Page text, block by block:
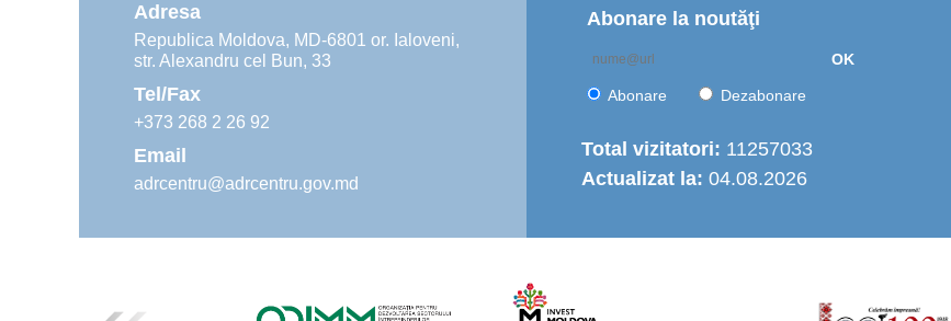
Agenția de Dezvoltare Regională Centru a continuat seria de
instruiri practice dedicate autorităților publice locale
Adresa
Republica Moldova, MD-6801 or. Ialoveni,
str. Alexandru cel Bun, 33
Tel/Fax
+373 268 2 26 92
Email
adrcentru@adrcentru.gov.md
Abonare la noutăţi
OK
Abonare Dezabonare
Total vizitatori: 11257033
Actualizat la: 04.08.2026